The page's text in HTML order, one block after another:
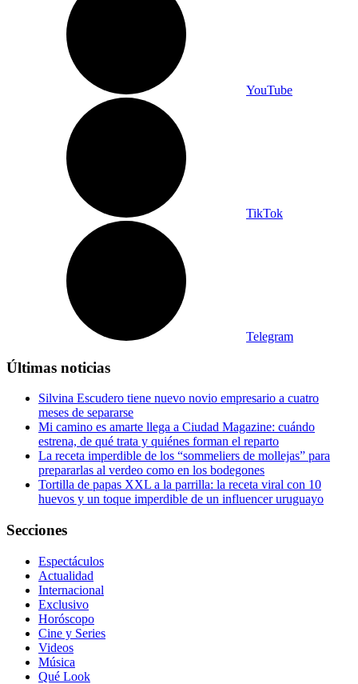
YouTube
TikTok
Telegram
Últimas noticias
Silvina Escudero tiene nuevo novio empresario a cuatro
meses de separarse
Mi camino es amarte llega a Ciudad Magazine: cuándo
estrena, de qué trata y quiénes forman el reparto
La receta imperdible de los “sommeliers de mollejas” para
prepararlas al verdeo como en los bodegones
Tortilla de papas XXL a la parrilla: la receta viral con 10
huevos y un toque imperdible de un influencer uruguayo
Secciones
Espectáculos
Actualidad
Internacional
Exclusivo
Horóscopo
Cine y Series
Videos
Música
Qué Look